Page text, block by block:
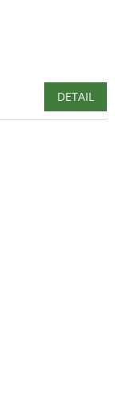
DETAIL